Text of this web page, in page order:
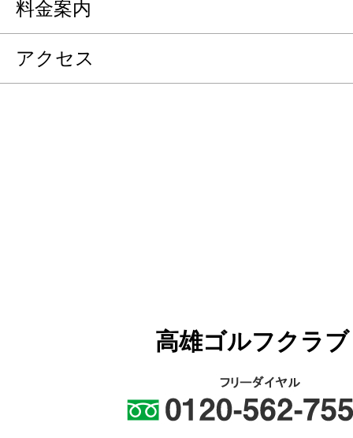
料金案内
アクセス
高雄ゴルフクラブ